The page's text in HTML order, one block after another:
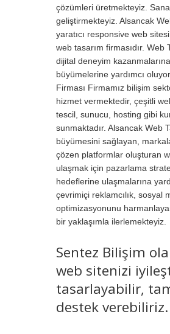
çözümleri üretmekteyiz.
geliştirmekteyiz. Alsancak
yaratıcı responsive web
web tasarım firmasıdır. Web
dijital deneyim
büyümelerine yardımcı
Firması Firmamız bilişim
hizmet vermektedir, çeşitli
tescil, sunucu, hosting gibi
sunmaktadır. Alsancak Web
büyümesini sağlayan,
çözen platformlar oluşturan
ulaşmak için pazarlama
hedeflerine ulaşmalarına
çevrimiçi reklamcılık, sosyal
optimizasyonunu
bir yaklaşımla ilerlemekteyiz.
Sentez Bilişim
web sitenizi
tasarlayabilir,
destek verebiliriz.